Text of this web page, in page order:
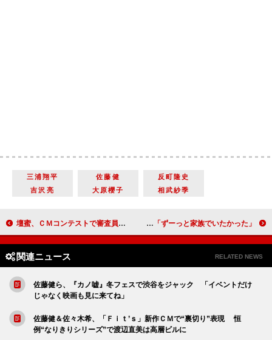
三浦翔平 佐藤健
反町隆史
吉沢亮
大原櫻子 相武紗季
壇蜜、ＣＭコンテストで審査員の才能を発揮 アドリブのアイデアで会場を圧倒 上戸彩「映画出演が怖かった」 西田敏行「ずーっと家族でいたかった」
関連ニュース RELATED NEWS
佐藤健ら、『カノ嘘』冬フェスで渋谷をジャック 「イベントだけ
じゃなく映画も見に来てね」
佐藤健＆佐々木希、「Ｆｉｔ’ｓ」新作ＣＭで“裏切り”表現 恒
例“なりきりシリーズ”で渡辺直美は高層ビルに